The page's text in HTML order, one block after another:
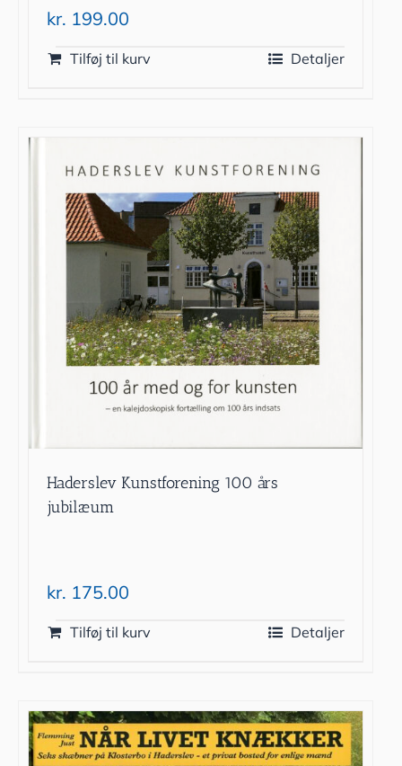
kr. 199.00
Tilføj til kurv Detaljer
Haderslev Kunstforening 100 års
jubilæum
kr. 175.00
Tilføj til kurv Detaljer